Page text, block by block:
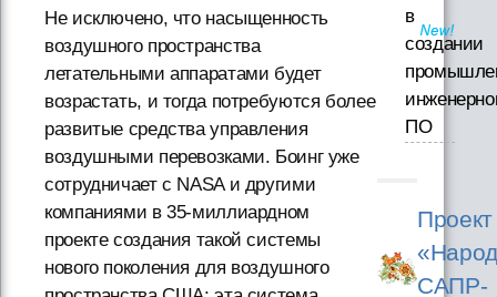
Не исключено, что насыщенность
воздушного пространства
летательными аппаратами будет
возрастать, и тогда потребуются более
развитые средства управления
воздушными перевозками. Боинг уже
сотрудничает с NASA и другими
компаниями в 35-миллиардном
проекте создания такой системы
нового поколения для воздушного
в
создании
ПО
Проект
САПР-